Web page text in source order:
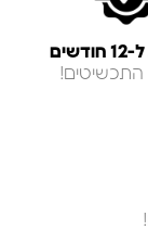
התכשיטים!